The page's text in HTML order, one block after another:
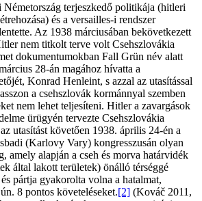
Németország terjeszkedő politikája (hitleri
és a versailles-i rendszer
Az 1938 márciusában bekövetkezett
nem titkolt terve volt Csehszlovákia
dokumentumokban Fall Grün név alatt
28-án magához hívatta a
Konrad Henleint, s azzal az utasítással
a csehszlovák kormánnyal szemben
nem lehet teljesíteni. Hitler a zavargások
ürügyén tervezte Csehszlovákia
utasítást követően 1938. április 24-én a
(Karlovy Vary) kongresszusán olyan
amely alapján a cseh és morva határvidék
által lakott területek) önálló térséggé
pártja gyakorolta volna a hatalmat,
8 pontos követeléseket.[2] (Kováč 2011,